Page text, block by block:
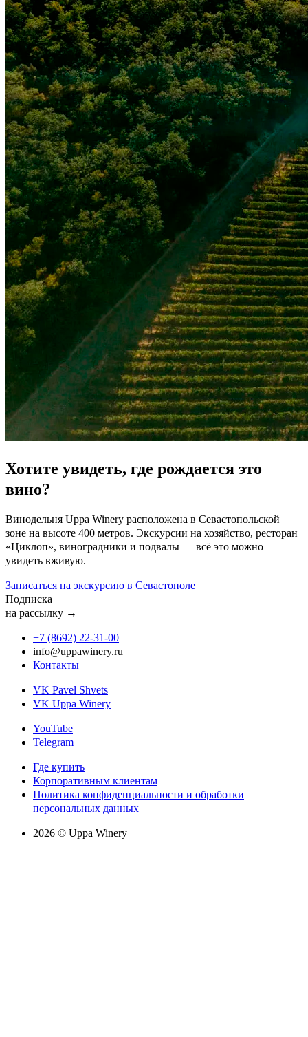
Хотите увидеть, где рождается это
вино?
Винодельня Uppa Winery расположена в Севастопольской
зоне на высоте 400 метров. Экскурсии на хозяйство, ресторан
«Циклоп», виноградники и подвалы — всё это можно
увидеть вживую.
Записаться на экскурсию в Севастополе
Подписка
на рассылку →
+7 (8692) 22‑31‑00
info@uppawinery.ru
Контакты
VK Pavel Shvets
VK Uppa Winery
YouTube
Telegram
Где купить
Корпоративным клиентам
Политика конфиденциальности и обработки
персональных данных
2026 © Uppa Winery